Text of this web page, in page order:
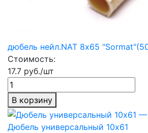
дюбель нейл.NAT 8х65
Стоимость:
17.7 руб./шт
В корзину
Дюбель универсальный 10х61